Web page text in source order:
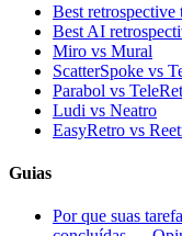
Best retrospective
Best AI
Miro vs Mural
ScatterSpoke vs
Parabol vs
Ludi vs Neatro
EasyRetro vs
Guias
Por que suas